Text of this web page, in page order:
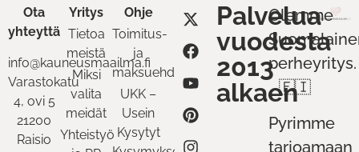
Ota
yhteyttä
info@kauneusmaailma.fi
Varastokatu
4, ovi 5
21200
Raisio
Yritys
Tietoa
meistä
Miksi
valita
meidät
Yhteistyö
Ohje
Toimitus-
ja
maksuehdot
UKK –
Usein
Kysytyt
Palvelua
vuodesta
2013
alkaen
Olemme
perheyritys.
🇫🇮
Pyrimme
tarjoamaan